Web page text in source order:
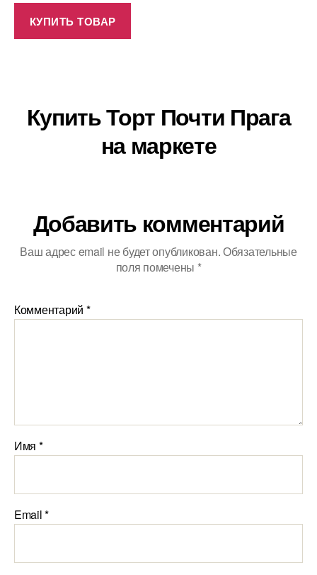
КУПИТЬ ТОВАР
Купить Торт Почти Прага
на маркете
Добавить комментарий
Ваш адрес email не будет опубликован.Обязательные
поля помечены *
Комментарий *
Имя *
Email*